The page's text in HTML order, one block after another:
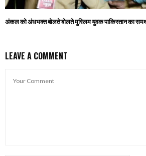
अंकल को अंधभक्त बोलते बोलते मुस्लिम युवक पाकिस्तान का
LEAVE A COMMENT